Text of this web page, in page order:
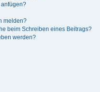
melden?
beim Schreiben eines Beitrags?
werden?